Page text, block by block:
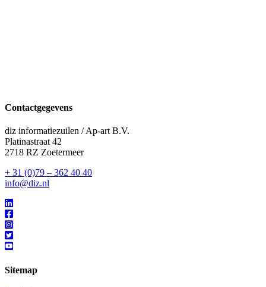
Contactgegevens
diz informatiezuilen / Ap-art B.V.
Platinastraat 42
2718 RZ Zoetermeer
+ 31 (0)79 – 362 40 40
info@diz.nl
Sitemap